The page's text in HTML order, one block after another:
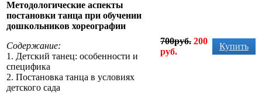
Методологические аспекты
постановки танца при обучении
дошкольников хореографии
Содержание:
1. Детский танец: особенности и
специфика
2. Постановка танца в условиях
детского сада
700руб. 200
руб.
Купить